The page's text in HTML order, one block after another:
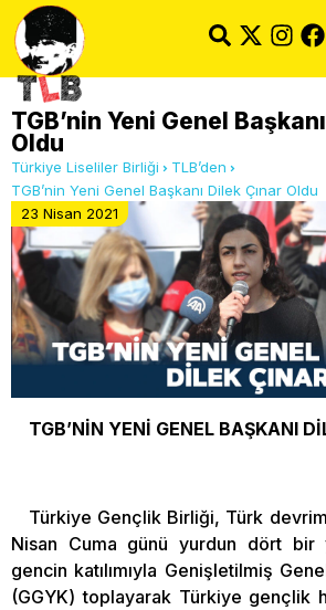
TGB’nin Yeni Genel
Oldu
Türkiye Liseliler Birliği
TLB’den
TGB’nin Yeni Genel Başkanı Dilek Çınar Oldu
23 Nisan 2021
TGB’NİN YENİ GENEL BAŞKANI
Türkiye Gençlik Birliği, Türk
Nisan Cuma günü yurdun dört bir
gencin katılımıyla Genişletilmiş
(GGYK) toplayarak Türkiye gençlik